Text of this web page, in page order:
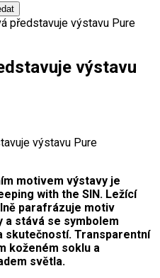
představuje výstavu Pure
výstavu
motivem výstavy je
with the SIN. Ležící
parafrázuje motiv
a stává se symbolem
skutečností. Transparentní
koženém soklu a
světla.